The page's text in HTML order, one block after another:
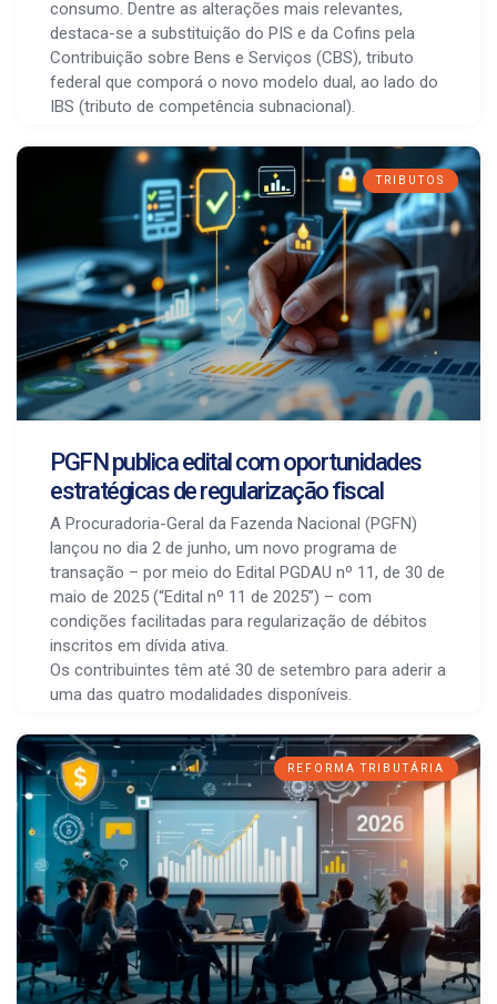
consumo. Dentre as alterações mais relevantes,
destaca-se a substituição do PIS e da Cofins pela
Contribuição sobre Bens e Serviços (CBS), tributo
federal que comporá o novo modelo dual, ao lado do
IBS (tributo de competência subnacional).
TRIBUTOS
PGFN publica edital com oportunidades
estratégicas de regularização fiscal
A Procuradoria-Geral da Fazenda Nacional (PGFN)
lançou no dia 2 de junho, um novo programa de
transação – por meio do Edital PGDAU nº 11, de 30 de
maio de 2025 (“Edital nº 11 de 2025”) – com
condições facilitadas para regularização de débitos
inscritos em dívida ativa.
Os contribuintes têm até 30 de setembro para aderir a
uma das quatro modalidades disponíveis.
REFORMA TRIBUTÁRIA